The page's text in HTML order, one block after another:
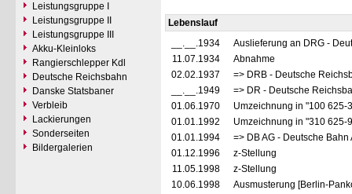
Leistungsgruppe I
Leistungsgruppe II
Leistungsgruppe III
Akku-Kleinloks
Rangierschlepper Kdl
Deutsche Reichsbahn
Danske Statsbaner
Verbleib
Lackierungen
Sonderseiten
Bildergalerien
Lebenslauf
__.__.1934
Auslieferung an DRG -
11.07.1934
Abnahme
02.02.1937
=> DRB - Deutsche
__.__.1949
=> DR - Deutsche
01.06.1970
Umzeichnung in "100 625-
01.01.1992
Umzeichnung in "310 625-
01.01.1994
=> DB AG - Deutsche
01.12.1996
z-Stellung
11.05.1998
z-Stellung
10.06.1998
Ausmusterung [Berlin-